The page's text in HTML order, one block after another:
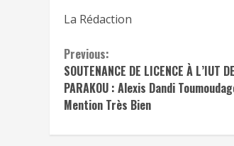
La Rédaction
Continue
Reading
Previous:
SOUTENANCE DE LICENCE À L’IUT
PARAKOU : Alexis Dandi
Mention Très Bien